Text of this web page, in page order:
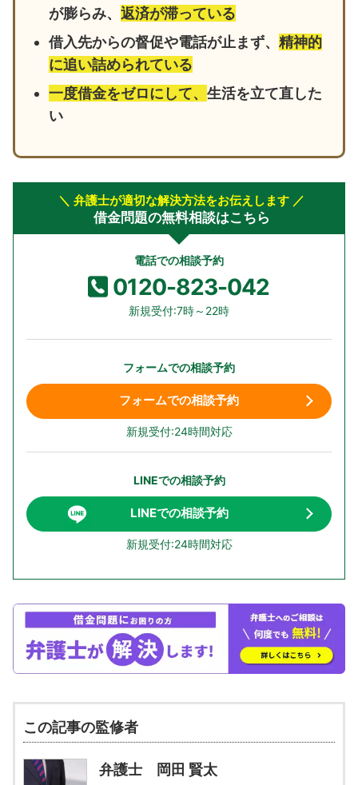
が膨らみ、 返済が滞っている
借入先からの督促や電話が止まず、 精神的
に追い詰められている
一度借金をゼロにして、 生活を立て直した
い
＼ 弁護士が適切な解決方法をお伝えします ／
借金問題の無料相談はこちら
電話での相談予約
0120-823-042
新規受付:7時～22時
フォームでの相談予約
フォームでの相談予約
新規受付:24時間対応
LINEでの相談予約
LINEでの相談予約
新規受付:24時間対応
この記事の監修者
弁護士 岡田 賢太